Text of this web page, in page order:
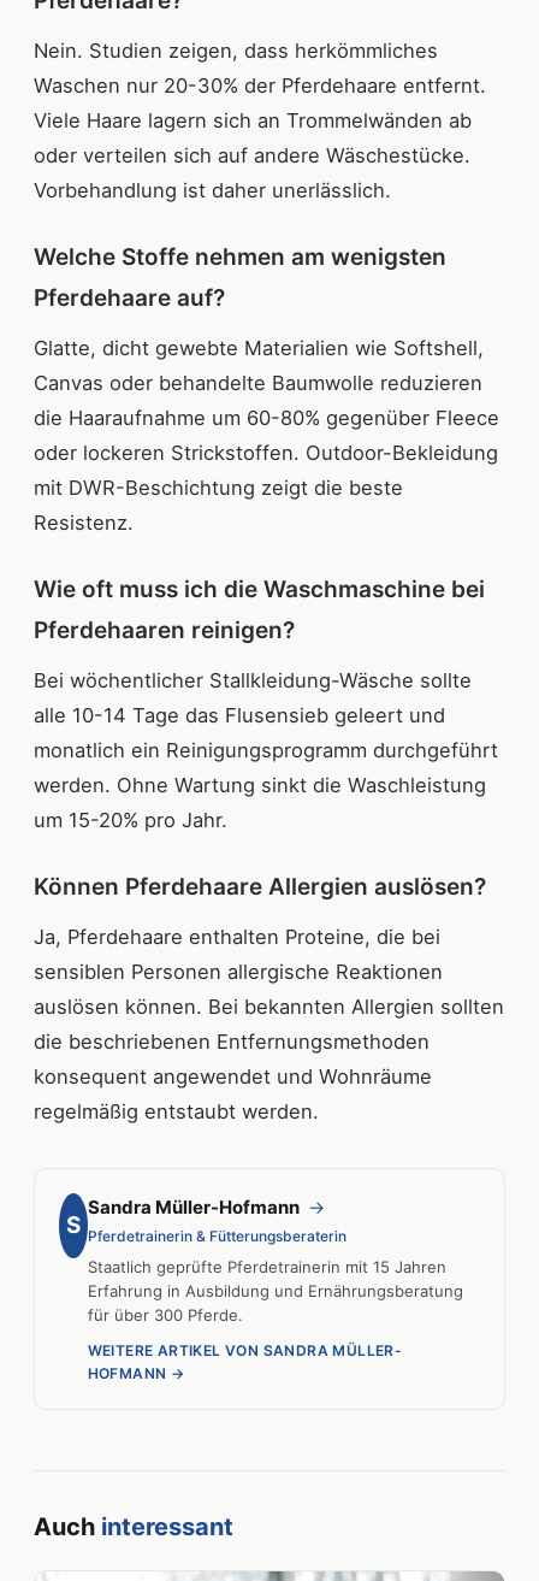
Nein. Studien zeigen, dass herkömmliches
Waschen nur 20-30% der Pferdehaare entfernt.
Viele Haare lagern sich an Trommelwänden ab
oder verteilen sich auf andere Wäschestücke.
Vorbehandlung ist daher unerlässlich.
Welche Stoffe nehmen am wenigsten
Pferdehaare auf?
Glatte, dicht gewebte Materialien wie Softshell,
Canvas oder behandelte Baumwolle reduzieren
die Haaraufnahme um 60-80% gegenüber Fleece
oder lockeren Strickstoffen. Outdoor-Bekleidung
mit DWR-Beschichtung zeigt die beste
Resistenz.
Wie oft muss ich die Waschmaschine bei
Pferdehaaren reinigen?
Bei wöchentlicher Stallkleidung-Wäsche sollte
alle 10-14 Tage das Flusensieb geleert und
monatlich ein Reinigungsprogramm durchgeführt
werden. Ohne Wartung sinkt die Waschleistung
um 15-20% pro Jahr.
Können Pferdehaare Allergien auslösen?
Ja, Pferdehaare enthalten Proteine, die bei
sensiblen Personen allergische Reaktionen
auslösen können. Bei bekannten Allergien sollten
die beschriebenen Entfernungsmethoden
konsequent angewendet und Wohnräume
regelmäßig entstaubt werden.
S
Sandra Müller-Hofmann →
Pferdetrainerin & Fütterungsberaterin
Staatlich geprüfte Pferdetrainerin mit 15 Jahren
Erfahrung in Ausbildung und Ernährungsberatung
für über 300 Pferde.
WEITERE ARTIKEL VON SANDRA MÜLLER-
HOFMANN →
Auch interessant